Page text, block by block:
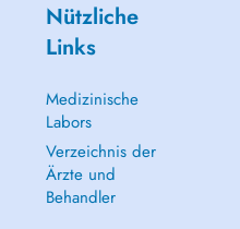
Nützliche
Links
Medizinische
Labors
Verzeichnis der
Ärzte und
Behandler